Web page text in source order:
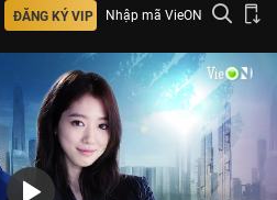
ĐĂNG KÝ VIP Nhập mã VieON